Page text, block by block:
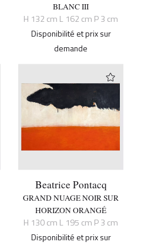
BLANC III
H 132 cm L 162 cm P 3 cm
Disponibilité et prix sur
demande
Beatrice Pontacq
GRAND NUAGE NOIR SUR
HORIZON ORANGÉ
H 130 cm L 195 cm P 3 cm
Disponibilité et prix sur